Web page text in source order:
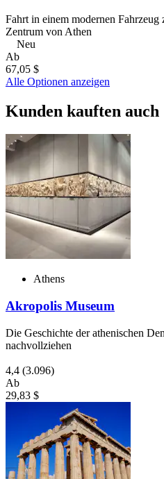
Fahrt in einem modernen
Zentrum von Athen
Neu
Ab
67,05 $
Alle Optionen anzeigen
Kunden kauften auch
Athens
Akropolis Museum
Die Geschichte der athenischen
nachvollziehen
4,4 (3.096)
Ab
29,83 $